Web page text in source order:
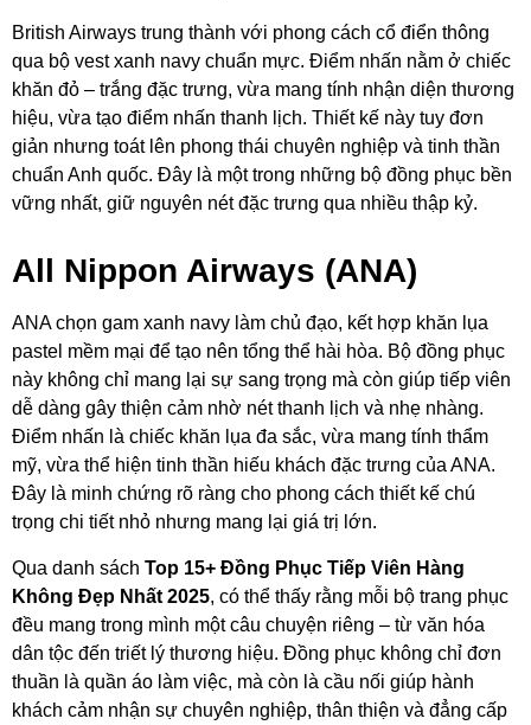
British Airways trung thành với phong cách cổ điển thông
qua bộ vest xanh navy chuẩn mực. Điểm nhấn nằm ở chiếc
khăn đỏ – trắng đặc trưng, vừa mang tính nhận diện thương
hiệu, vừa tạo điểm nhấn thanh lịch. Thiết kế này tuy đơn
giản nhưng toát lên phong thái chuyên nghiệp và tinh thần
chuẩn Anh quốc. Đây là một trong những bộ đồng phục bền
vững nhất, giữ nguyên nét đặc trưng qua nhiều thập kỷ.
All Nippon Airways (ANA)
ANA chọn gam xanh navy làm chủ đạo, kết hợp khăn lụa
pastel mềm mại để tạo nên tổng thể hài hòa. Bộ đồng phục
này không chỉ mang lại sự sang trọng mà còn giúp tiếp viên
dễ dàng gây thiện cảm nhờ nét thanh lịch và nhẹ nhàng.
Điểm nhấn là chiếc khăn lụa đa sắc, vừa mang tính thẩm
mỹ, vừa thể hiện tinh thần hiếu khách đặc trưng của ANA.
Đây là minh chứng rõ ràng cho phong cách thiết kế chú
trọng chi tiết nhỏ nhưng mang lại giá trị lớn.
Qua danh sách Top 15+ Đồng Phục Tiếp Viên Hàng
Không Đẹp Nhất 2025, có thể thấy rằng mỗi bộ trang phục
đều mang trong mình một câu chuyện riêng – từ văn hóa
dân tộc đến triết lý thương hiệu. Đồng phục không chỉ đơn
thuần là quần áo làm việc, mà còn là cầu nối giúp hành
khách cảm nhận sự chuyên nghiệp, thân thiện và đẳng cấp